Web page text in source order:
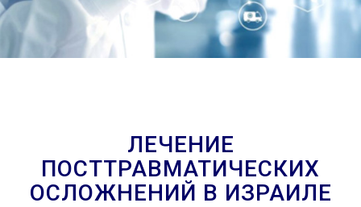
ЛЕЧЕНИЕ
ПОСТТРАВМАТИЧЕСКИХ
ОСЛОЖНЕНИЙ В ИЗРАИЛЕ